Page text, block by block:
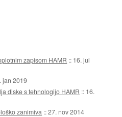
zapisom HAMR :: 16. jul
jan 2019
diske s tehnologijo HAMR :: 16.
zanimiva ::27. nov 2014